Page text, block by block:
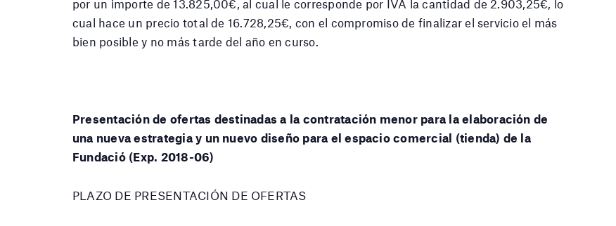
por un importe de 13.825,00€, al cual le corresponde por IVA la cantidad de 2.903,25€, lo
cual hace un precio total de 16.728,25€, con el compromiso de finalizar el servicio el más
bien posible y no más tarde del año en curso.
Presentación de ofertas destinadas a la contratación menor para la elaboración de
una nueva estrategia y un nuevo diseño para el espacio comercial (tienda) de la
Fundació (Exp. 2018-06)
PLAZO DE PRESENTACIÓN DE OFERTAS